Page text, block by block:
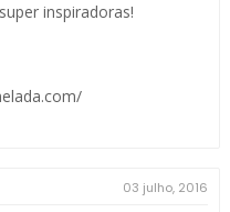
inspiradoras!
03 julho, 2016